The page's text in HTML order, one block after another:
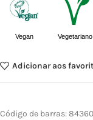
Vegan Vegetariano
Adicionar aos
Código de barras: